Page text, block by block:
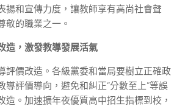
揚和宣傳力度，讓教師享有高尚社會聲
敬的職業之一。
造，激發教導發展活氣
評價改造。各級黨委和當局要樹立正確政
導評價導向，避免和糾正“分數至上”等誤
造。加速擴年夜優質高中招生指標到校，